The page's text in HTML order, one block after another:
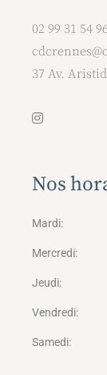
02 99 31 54 96
37 Av.
Nos
Mardi
Mercredi
Jeudi
Vendredi
Samedi